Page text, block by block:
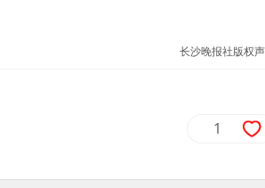
长沙晚报社版权
1